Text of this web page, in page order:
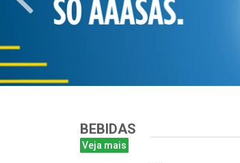
BEBIDAS
Veja mais